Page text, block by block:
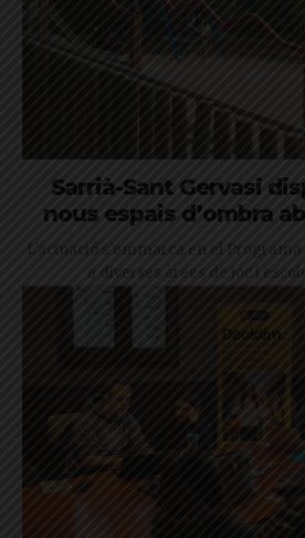
Sarrià-Sant Gervasi
nous espais d’ombra
L'actuació s'emmarca en el
a diverses àrees de joc i